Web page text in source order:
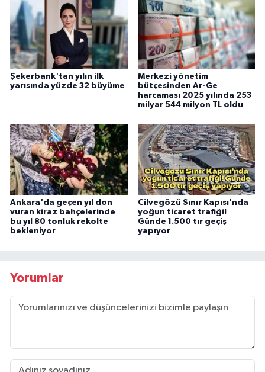
Şekerbank'tan yılın ilk
yarısında yüzde 32 büyüme
Merkezi yönetim
bütçesinden Ar-Ge
harcaması 2025 yılında 253
milyar 544 milyon TL oldu
Ankara'da geçen yıl don
vuran kiraz bahçelerinde
bu yıl 80 tonluk rekolte
bekleniyor
Cilvegözü Sınır Kapısı'nda
yoğun ticaret trafiği!
Günde 1.500 tır geçiş
yapıyor
Yorumlar